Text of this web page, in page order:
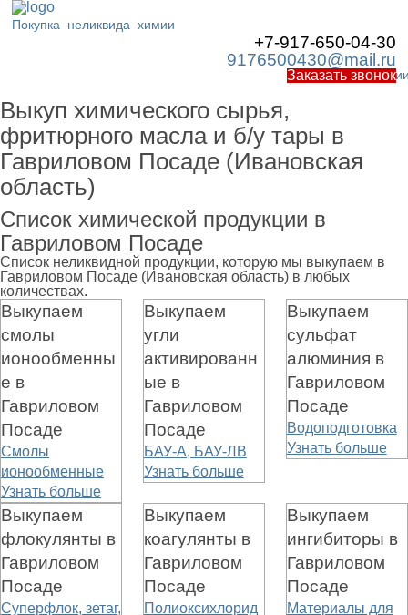
Покупка неликвида химии
+7-917-650-04-30
9176500430@mail.ru
Работаем по
Заказать звонок
Выкуп химического сырья,
фритюрного масла и б/у тары в
Гавриловом Посаде (Ивановская
область)
Список химической продукции в
Гавриловом Посаде
Список неликвидной продукции, которую мы выкупаем в
Гавриловом Посаде (Ивановская область) в любых
количествах.
Выкупаем
смолы
ионообменны
е в
Гавриловом
Посаде
Смолы
ионообменные
Узнать больше
Выкупаем
угли
активированн
ые в
Гавриловом
Посаде
БАУ-А, БАУ-ЛВ
Узнать больше
Выкупаем
сульфат
алюминия в
Гавриловом
Посаде
Водоподготовка
Узнать больше
Выкупаем
флокулянты в
Гавриловом
Посаде
Суперфлок, зетаг,
Выкупаем
коагулянты в
Гавриловом
Посаде
Полиоксихлорид
Выкупаем
ингибиторы в
Гавриловом
Посаде
Материалы для